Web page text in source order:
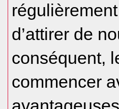
d’attirer de
conséquent,
commencer